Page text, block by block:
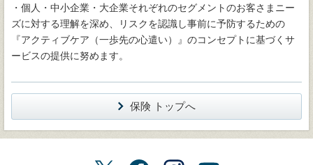
・個人・中小企業・大企業それぞれのセグメントのお客さまニー
ズに対する理解を深め、リスクを認識し事前に予防するための
『アクティブケア（一歩先の心遣い）』のコンセプトに基づくサ
ービスの提供に努めます。
保険 トップへ